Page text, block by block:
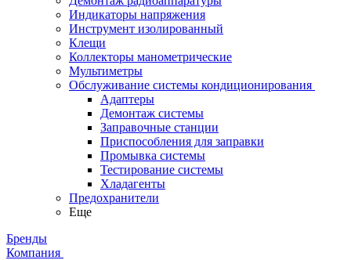
Индикаторы напряжения
Инструмент изолированный
Клещи
Коллекторы манометрические
Мультиметры
Обслуживание системы кондиционирования
Адаптеры
Демонтаж системы
Заправочные станции
Приспособления для заправки
Промывка системы
Тестирование системы
Хладагенты
Предохранители
Еще
Бренды
Компания